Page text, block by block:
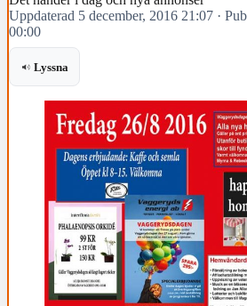
Uppdaterad 5 december, 2016 21:07 ·
00:00
Lyssna